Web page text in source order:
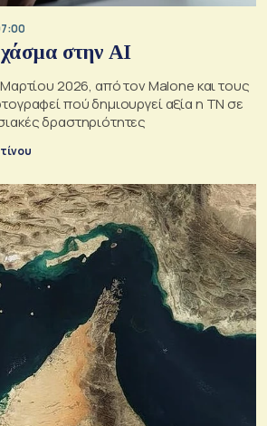
στην ΑΙ
2026, από τον Malone και τους
πού δημιουργεί αξία η ΤΝ σε
δραστηριότητες